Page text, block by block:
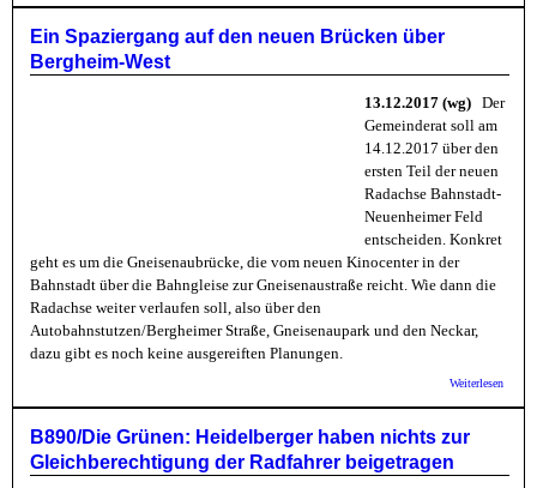
Ein Spaziergang auf den neuen Brücken über
Bergheim-West
13.12.2017 (wg) Der
Gemeinderat soll am
14.12.2017 über den
ersten Teil der neuen
Radachse Bahnstadt-
Neuenheimer Feld
entscheiden. Konkret
geht es um die Gneisenaubrücke, die vom neuen Kinocenter in der
Bahnstadt über die Bahngleise zur Gneisenaustraße reicht. Wie dann die
Radachse weiter verlaufen soll, also über den
Autobahnstutzen/Bergheimer Straße, Gneisenaupark und den Neckar,
dazu gibt es noch keine ausgereiften Planungen.
Weiterlesen
auf
B890/Die Grünen: Heidelberger haben nichts zur
Gleichberechtigung der Radfahrer beigetragen